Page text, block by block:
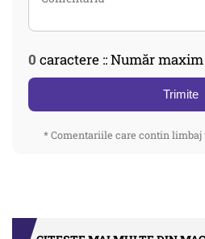
0 caractere :: Număr
Trimite
* Comentariile care contin limbaj